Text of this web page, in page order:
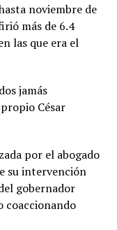
noviembre de
más de 6.4
las que era el
jamás
César
por el abogado
su intervención
gobernador
coaccionando